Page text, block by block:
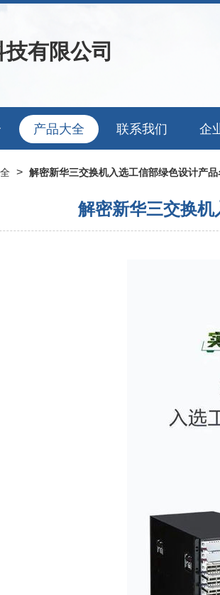
有限公司
产品大全 联系我们 企
> 解密新华三交换机入选工信部绿色设计产
解密新华三交换